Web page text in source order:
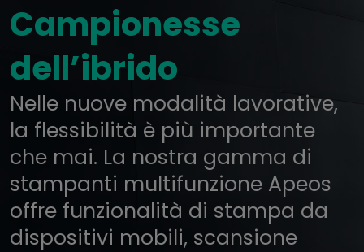
Campionesse
dell’ibrido
Nelle nuove modalità lavorative,
la flessibilità è più importante
che mai. La nostra gamma di
stampanti multifunzione Apeos
offre funzionalità di stampa da
dispositivi mobili, scansione